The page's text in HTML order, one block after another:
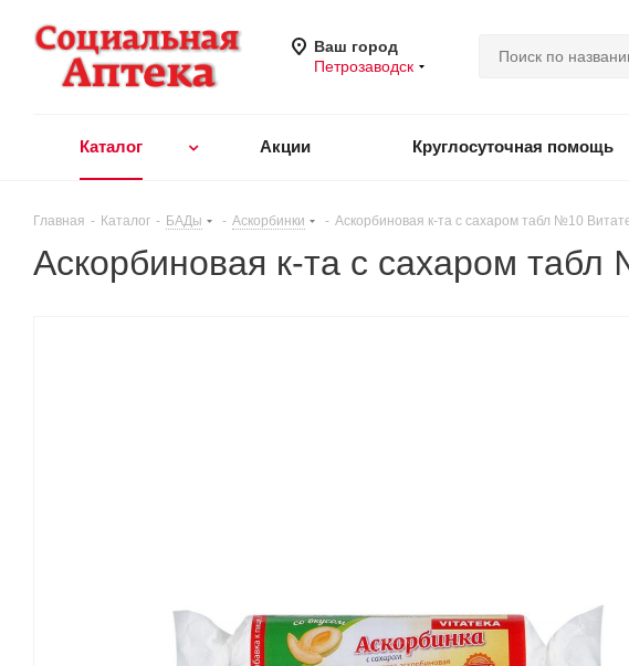
Ваш город
Петрозаводск
Каталог Акции Круглосуточная помощь
Главная - Каталог - БАДы - Аскорбинки - Аскорбиновая к-та с сахаром табл №10
Аскорбиновая к-та с сахаром